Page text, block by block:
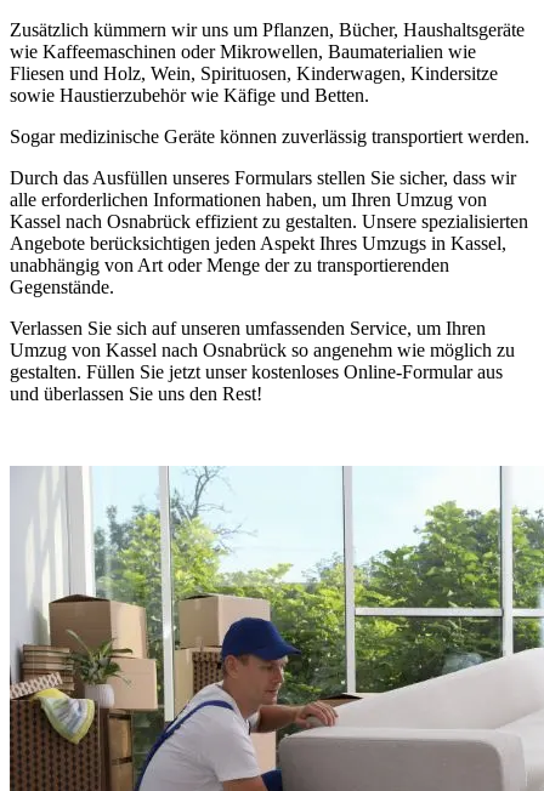
Zusätzlich kümmern wir uns um Pflanzen, Bücher, Haushaltsgeräte
wie Kaffeemaschinen oder Mikrowellen, Baumaterialien wie
Fliesen und Holz, Wein, Spirituosen, Kinderwagen, Kindersitze
sowie Haustierzubehör wie Käfige und Betten.
Sogar medizinische Geräte können zuverlässig transportiert werden.
Durch das Ausfüllen unseres Formulars stellen Sie sicher, dass wir
alle erforderlichen Informationen haben, um Ihren Umzug von
Kassel nach Osnabrück effizient zu gestalten. Unsere spezialisierten
Angebote berücksichtigen jeden Aspekt Ihres Umzugs in Kassel,
unabhängig von Art oder Menge der zu transportierenden
Gegenstände.
Verlassen Sie sich auf unseren umfassenden Service, um Ihren
Umzug von Kassel nach Osnabrück so angenehm wie möglich zu
gestalten. Füllen Sie jetzt unser kostenloses Online-Formular aus
und überlassen Sie uns den Rest!